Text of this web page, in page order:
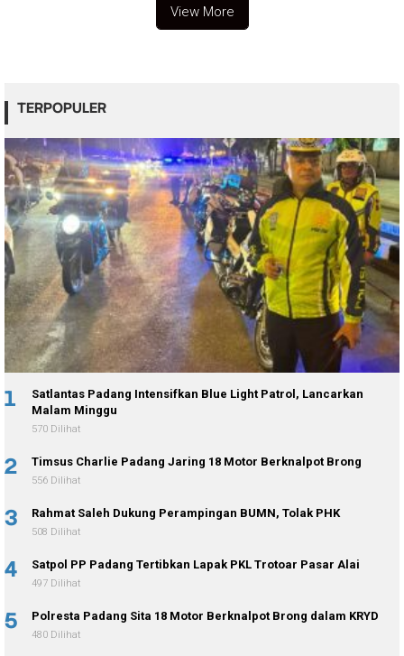
View More
TERPOPULER
1
Satlantas Padang Intensifkan Blue Light Patrol, Lancarkan
Malam Minggu
570 Dilihat
2 Timsus Charlie Padang Jaring 18 Motor Berknalpot Brong
556 Dilihat
3 Rahmat Saleh Dukung Perampingan BUMN, Tolak PHK
508 Dilihat
4 Satpol PP Padang Tertibkan Lapak PKL Trotoar Pasar Alai
497 Dilihat
5 Polresta Padang Sita 18 Motor Berknalpot Brong dalam KRYD
480 Dilihat